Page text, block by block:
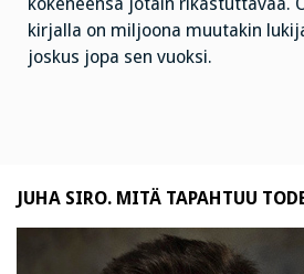
kirjalla on miljoona muutakin
joskus jopa sen vuoksi.
JUHA SIRO. MITÄ TAPAHTUU